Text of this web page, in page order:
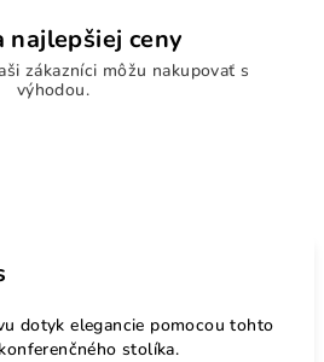
najlepšiej ceny
zákazníci môžu nakupovať s
výhodou.
dotyk elegancie pomocou tohto
stolíka.